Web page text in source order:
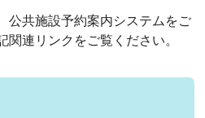
公共施設予約案内システムをご
関連リンクをご覧ください。